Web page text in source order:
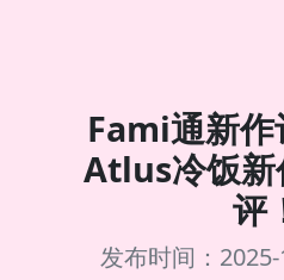
Fami通新作
Atlus冷饭新
评
发布时间：